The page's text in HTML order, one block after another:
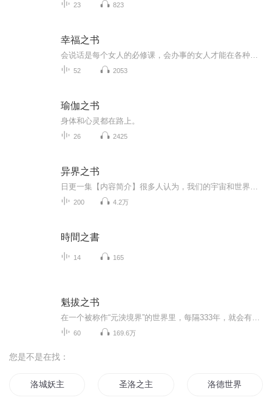
23 823
幸福之书
52 2053
瑜伽之书
身体和心灵都在路上。
26 2425
异界之书
200 4.2万
時間之書
14 165
魁拔之书
60 169.6万
您是不是在找：
洛城妖主 圣洛之主 洛德世界